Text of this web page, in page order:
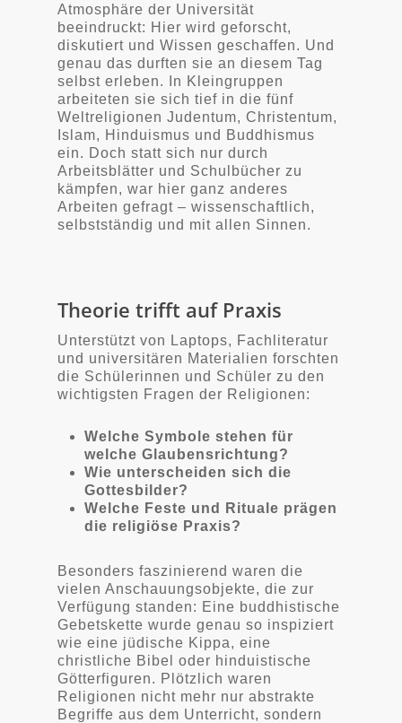
Atmosphäre der Universität
beeindruckt: Hier wird geforscht,
diskutiert und Wissen geschaffen. Und
genau das durften sie an diesem Tag
selbst erleben. In Kleingruppen
arbeiteten sie sich tief in die fünf
Weltreligionen Judentum, Christentum,
Islam, Hinduismus und Buddhismus
ein. Doch statt sich nur durch
Arbeitsblätter und Schulbücher zu
kämpfen, war hier ganz anderes
Arbeiten gefragt – wissenschaftlich,
selbstständig und mit allen Sinnen.
Theorie trifft auf Praxis
Unterstützt von Laptops, Fachliteratur
und universitären Materialien forschten
die Schülerinnen und Schüler zu den
wichtigsten Fragen der Religionen:
Welche Symbole stehen für
welche Glaubensrichtung?
Wie unterscheiden sich die
Gottesbilder?
Welche Feste und Rituale prägen
die religiöse Praxis?
Besonders faszinierend waren die
vielen Anschauungsobjekte, die zur
Verfügung standen: Eine buddhistische
Gebetskette wurde genau so inspiziert
wie eine jüdische Kippa, eine
christliche Bibel oder hinduistische
Götterfiguren. Plötzlich waren
Religionen nicht mehr nur abstrakte
Begriffe aus dem Unterricht, sondern